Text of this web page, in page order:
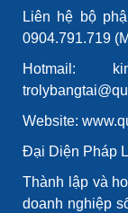
Liên hệ bộ
0904.791.719
Hotmail:
Website:
Đại Diện Pháp
Thành lập và
doanh nghiệp